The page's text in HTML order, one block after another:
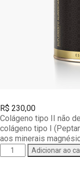
R$ 230,00
Colágeno tipo II não
colágeno tipo I
aos minerais
Collagen
2
Adicionar ao